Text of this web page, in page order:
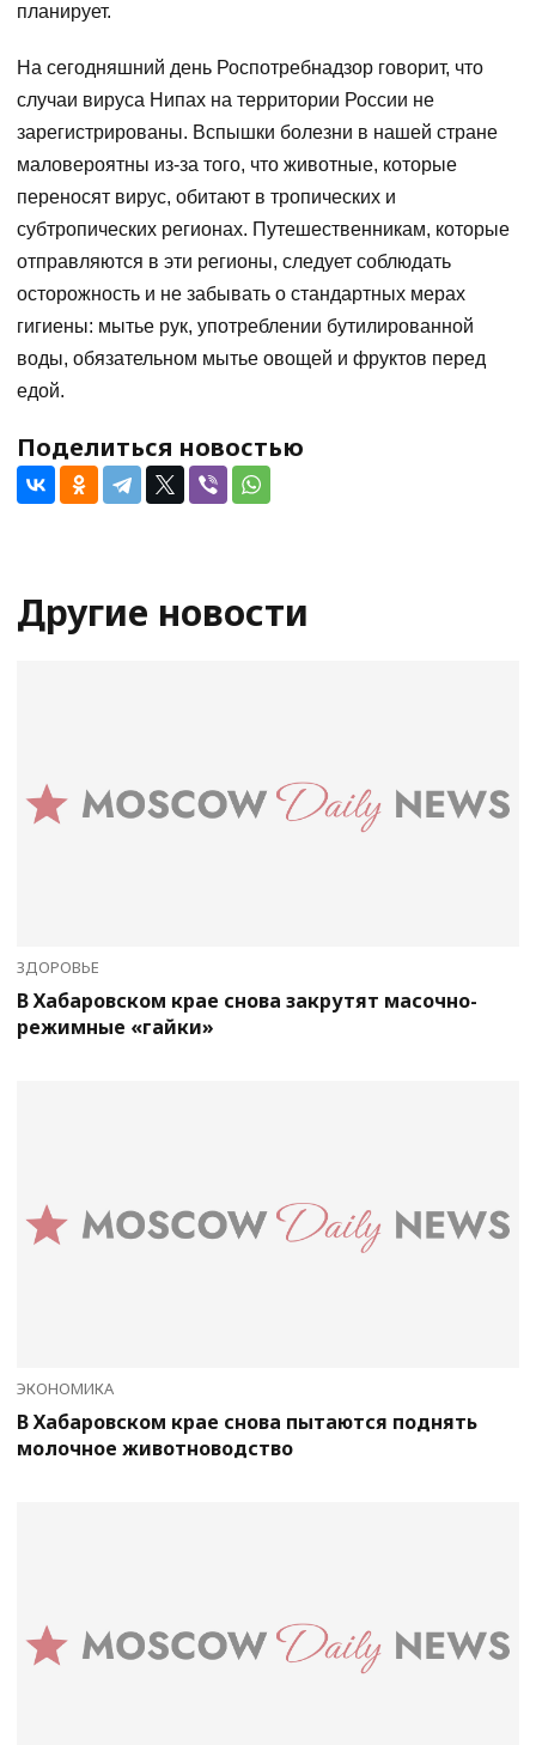
планирует.
На сегодняшний день Роспотребнадзор говорит, что
случаи вируса Нипах на территории России не
зарегистрированы. Вспышки болезни в нашей стране
маловероятны из-за того, что животные, которые
переносят вирус, обитают в тропических и
субтропических регионах. Путешественникам, которые
отправляются в эти регионы, следует соблюдать
осторожность и не забывать о стандартных мерах
гигиены: мытье рук, употреблении бутилированной
воды, обязательном мытье овощей и фруктов перед
едой.
Поделиться новостью
Другие новости
ЗДОРОВЬЕ
В Хабаровском крае снова закрутят масочно-
режимные «гайки»
ЭКОНОМИКА
В Хабаровском крае снова пытаются поднять
молочное животноводство